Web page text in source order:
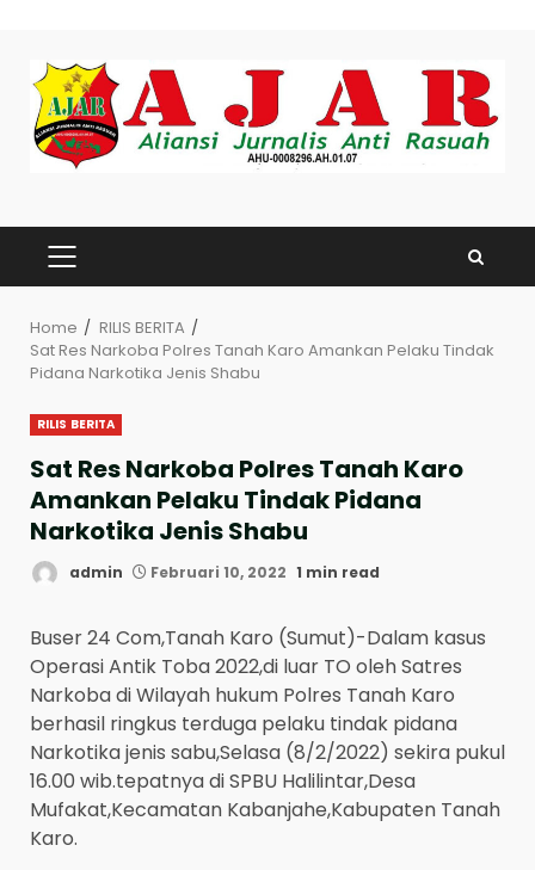
content
PRIMARY
MENU
Home
RILIS BERITA
Sat Res Narkoba Polres Tanah Karo Amankan Pelaku Tindak
Pidana Narkotika Jenis Shabu
RILIS BERITA
Sat Res Narkoba Polres Tanah Karo
Amankan Pelaku Tindak Pidana
Narkotika Jenis Shabu
admin Februari 10, 2022 1 min read
Buser 24 Com,Tanah Karo (Sumut)-Dalam kasus
Operasi Antik Toba 2022,di luar TO oleh Satres
Narkoba di Wilayah hukum Polres Tanah Karo
berhasil ringkus terduga pelaku tindak pidana
Narkotika jenis sabu,Selasa (8/2/2022) sekira pukul
16.00 wib.tepatnya di SPBU Halilintar,Desa
Mufakat,Kecamatan Kabanjahe,Kabupaten Tanah
Karo.